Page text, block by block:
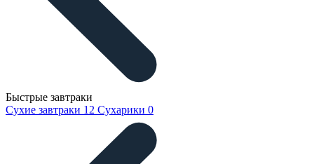
Быстрые завтраки
Сухие завтраки 12 Сухарики 0